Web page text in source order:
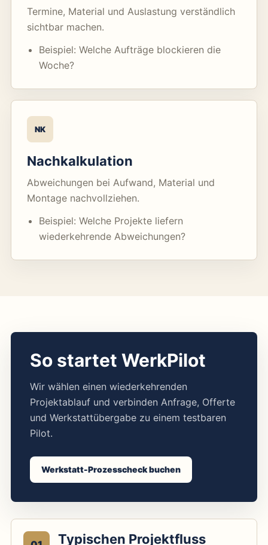
Termine, Material und Auslastung verständlich
sichtbar machen.
Beispiel: Welche Aufträge blockieren die
Woche?
NK
Nachkalkulation
Abweichungen bei Aufwand, Material und
Montage nachvollziehen.
Beispiel: Welche Projekte liefern
wiederkehrende Abweichungen?
So startet WerkPilot
Wir wählen einen wiederkehrenden
Projektablauf und verbinden Anfrage, Offerte
und Werkstattübergabe zu einem testbaren
Pilot.
Werkstatt-Prozesscheck buchen
Typischen Projektfluss